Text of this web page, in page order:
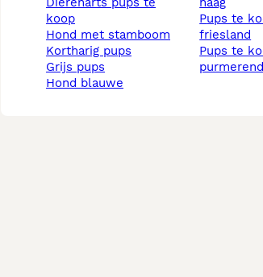
koop
hond met stamboom
kortharig pups
grijs pups
hond blauwe
pups te koop in
friesland
pups te koop in
purmerend